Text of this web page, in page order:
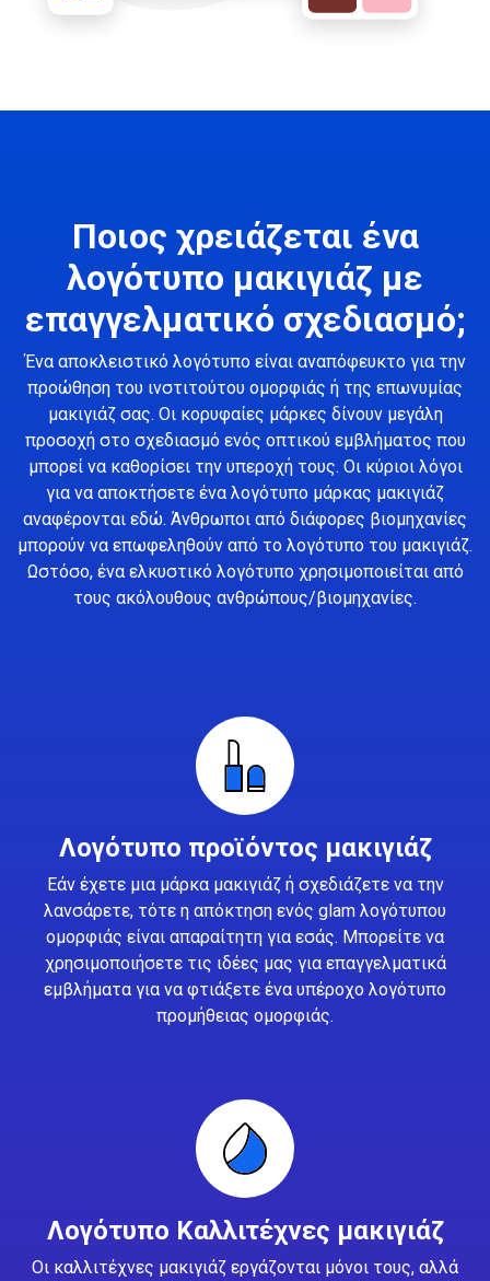
Ποιος χρειάζεται ένα
λογότυπο μακιγιάζ με
επαγγελματικό σχεδιασμό;
Ένα αποκλειστικό λογότυπο είναι αναπόφευκτο για την
προώθηση του ινστιτούτου ομορφιάς ή της επωνυμίας
μακιγιάζ σας. Οι κορυφαίες μάρκες δίνουν μεγάλη
προσοχή στο σχεδιασμό ενός οπτικού εμβλήματος που
μπορεί να καθορίσει την υπεροχή τους. Οι κύριοι λόγοι
για να αποκτήσετε ένα λογότυπο μάρκας μακιγιάζ
αναφέρονται εδώ. Άνθρωποι από διάφορες βιομηχανίες
μπορούν να επωφεληθούν από το λογότυπο του μακιγιάζ.
Ωστόσο, ένα ελκυστικό λογότυπο χρησιμοποιείται από
τους ακόλουθους ανθρώπους/βιομηχανίες.
Λογότυπο προϊόντος μακιγιάζ
Εάν έχετε μια μάρκα μακιγιάζ ή σχεδιάζετε να την
λανσάρετε, τότε η απόκτηση ενός glam λογότυπου
ομορφιάς είναι απαραίτητη για εσάς. Μπορείτε να
χρησιμοποιήσετε τις ιδέες μας για επαγγελματικά
εμβλήματα για να φτιάξετε ένα υπέροχο λογότυπο
προμήθειας ομορφιάς.
Λογότυπο Καλλιτέχνες μακιγιάζ
Οι καλλιτέχνες μακιγιάζ εργάζονται μόνοι τους, αλλά